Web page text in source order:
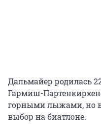
Дальмайер родилась
Гармиш-
горными лыжами, но в
выбор на биатлоне.